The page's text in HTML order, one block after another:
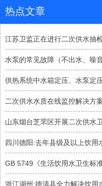
热点文章
江苏卫监正在进行二次供水抽
水泵的常见故障（不出水、噪
供热系统中水箱定压、水泵定
二次供水水质在线监控解决方
山东烟台芝罘区开展二次供水
四川德阳:去年县级及以上饮用
GB 5749《生活饮用水卫生标准
浙江湖州:德清县全力解决饮用